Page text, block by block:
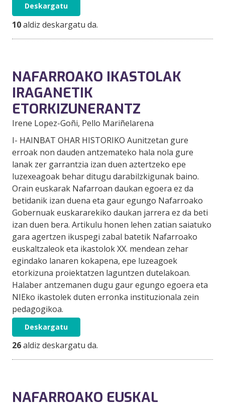
Deskargatu
10aldiz deskargatu da.
NAFARROAKO IKASTOLAK
IRAGANETIK
ETORKIZUNERANTZ
Irene Lopez-Goñi, Pello Mariñelarena
I- HAINBAT OHAR HISTORIKO Aunitzetan gure
erroak non dauden antzemateko hala nola gure
lanak zer garrantzia izan duen aztertzeko epe
luzexeagoak behar ditugu darabilzkigunak baino.
Orain euskarak Nafarroan daukan egoera ez da
betidanik izan duena eta gaur egungo Nafarroako
Gobernuak euskararekiko daukan jarrera ez da beti
izan duen bera. Artikulu honen lehen zatian saiatuko
gara agertzen ikuspegi zabal batetik Nafarroako
euskaltzaleok eta ikastolok XX. mendean zehar
egindako lanaren kokapena, epe luzeagoek
etorkizuna proiektatzen laguntzen dutelakoan.
Halaber antzemanen dugu gaur egungo egoera eta
NIEko ikastolek duten erronka instituzionala zein
pedagogikoa.
Deskargatu
26aldiz deskargatu da.
NAFARROAKO EUSKAL